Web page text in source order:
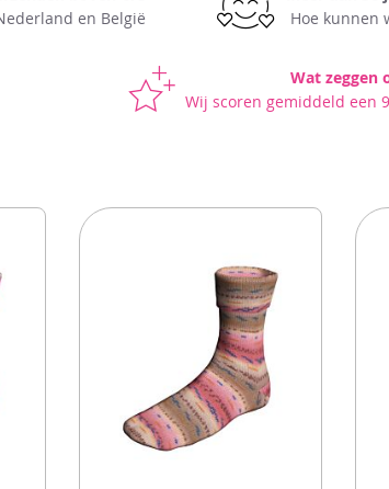
en België
Hoe kunnen
Wat zeggen
Wij scoren gemiddeld een